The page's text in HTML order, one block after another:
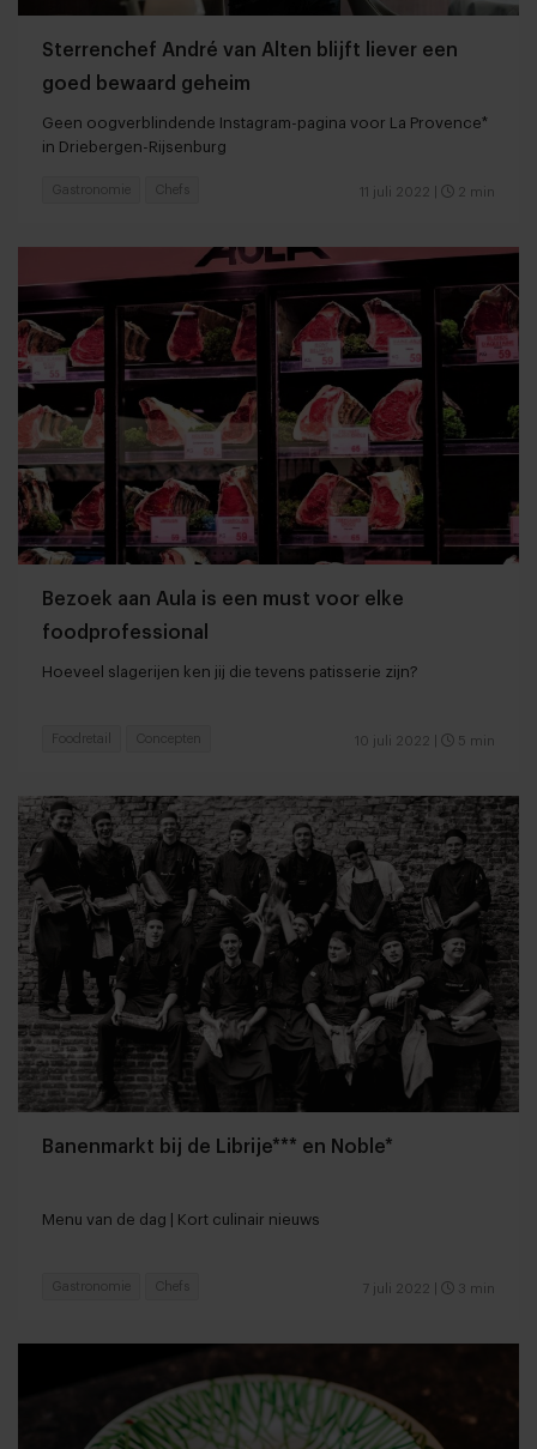
Sterrenchef André van Alten blijft liever een
goed bewaard geheim
Geen oogverblindende Instagram-pagina voor La Provence*
in Driebergen-Rijsenburg
11 juli 2022 2 min
Gastronomie Chefs
Bezoek aan Aula is een must voor elke
foodprofessional
Hoeveel slagerijen ken jij die tevens patisserie zijn?
10 juli 2022 5 min
Foodretail Concepten
Banenmarkt bij de Librije*** en Noble*
Menu van de dag | Kort culinair nieuws
7 juli 2022 3 min
Gastronomie Chefs